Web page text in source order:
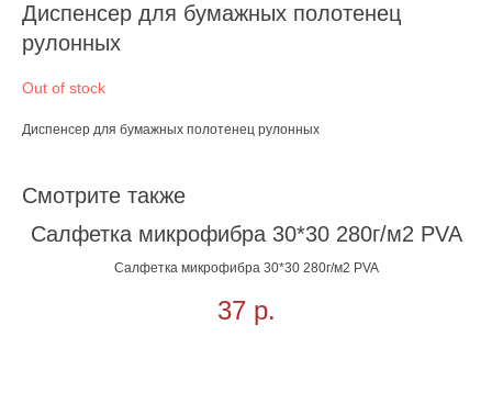
Диспенсер для бумажных полотенец
рулонных
Out of stock
Диспенсер для бумажных полотенец рулонных
Смотрите также
Салфетка микрофибра 30*30 280г/м2 PVA
Салфетка микрофибра 30*30 280г/м2 PVA
37 р.